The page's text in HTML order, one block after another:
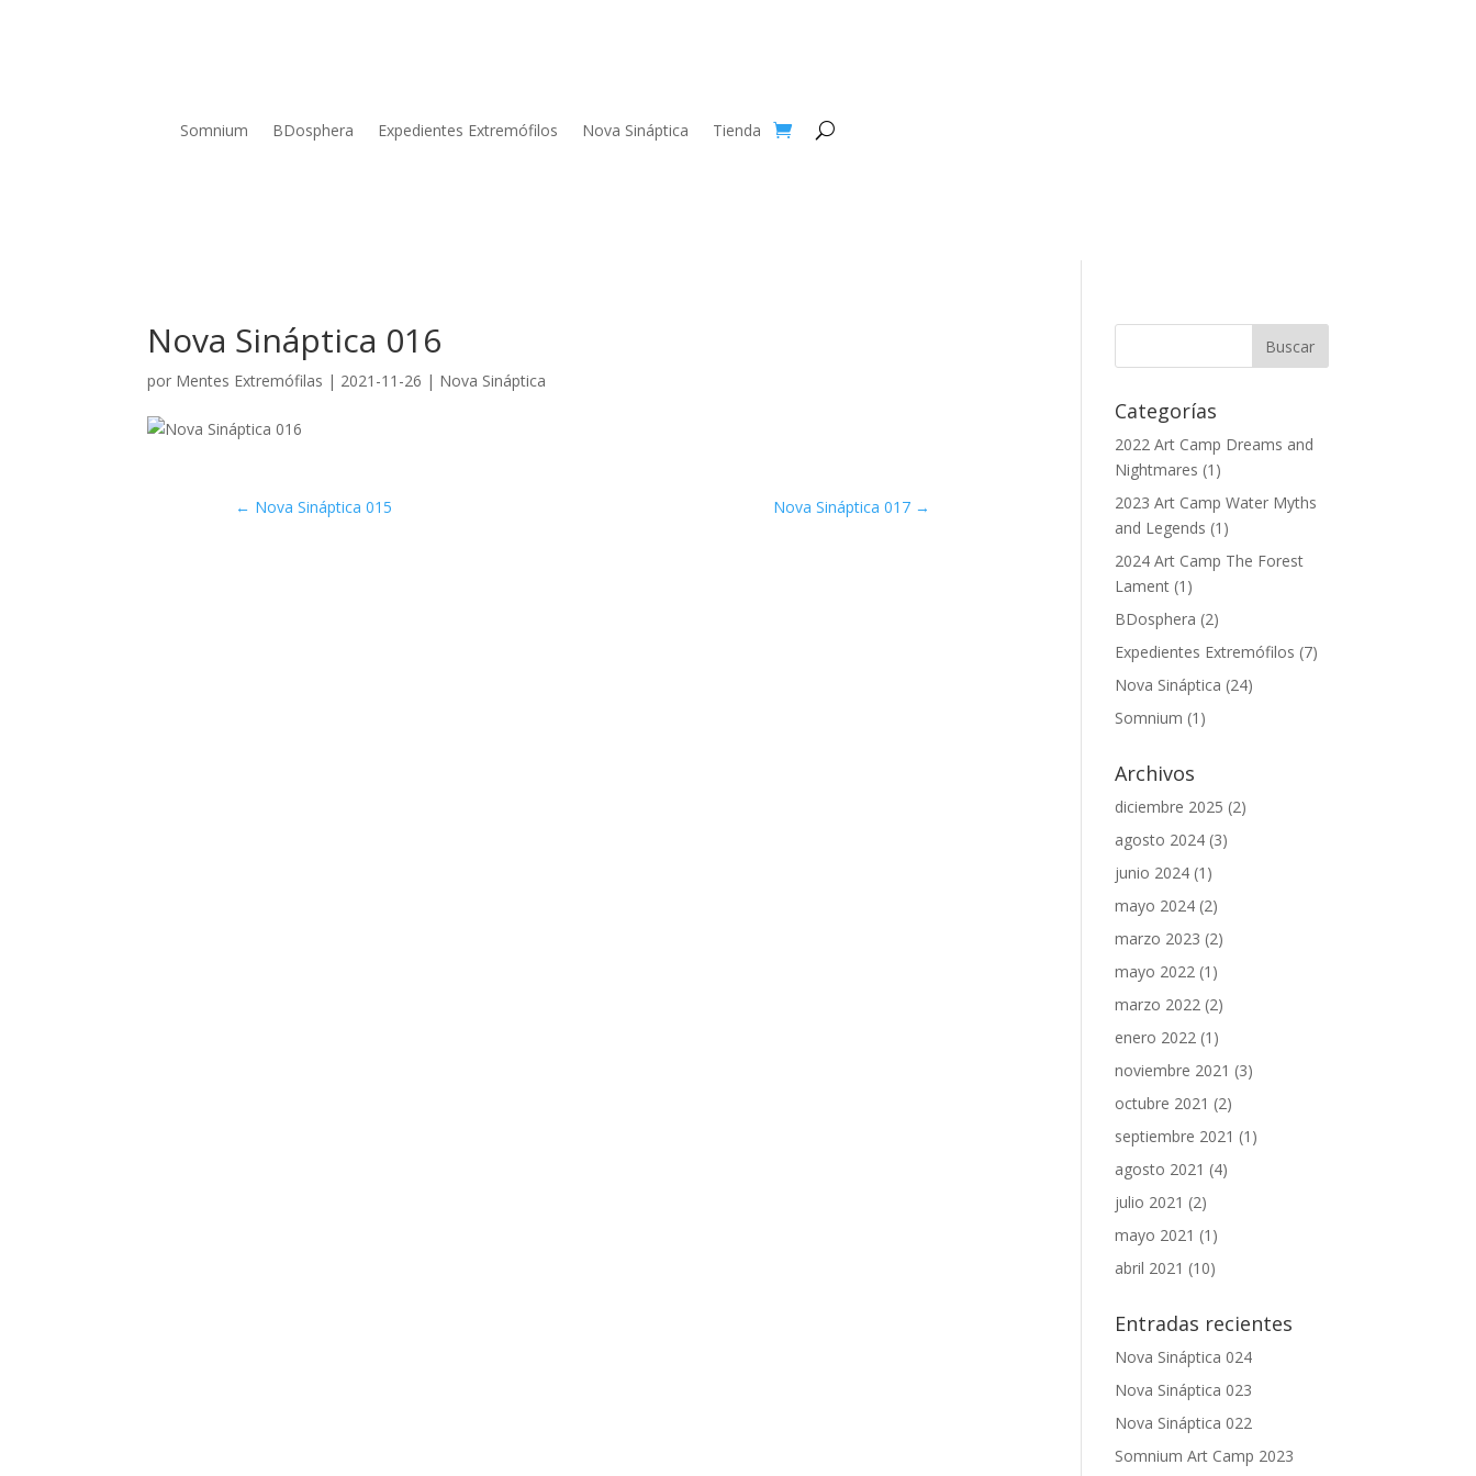
Somnium BDosphera Expedientes Extremófilos Nova Sináptica Tienda
Nova Sináptica 016
por Mentes Extremófilas | 2021-11-26 | Nova Sináptica
← Nova Sináptica 015 Nova Sináptica 017→
Categorías
2022 Art Camp Dreams and
Nightmares (1)
2023 Art Camp Water Myths
and Legends (1)
2024 Art Camp The Forest
Lament (1)
BDosphera (2)
Expedientes Extremófilos (7)
Nova Sináptica (24)
Somnium (1)
Archivos
diciembre 2025 (2)
agosto 2024 (3)
junio 2024 (1)
mayo 2024 (2)
marzo 2023 (2)
mayo 2022 (1)
marzo 2022 (2)
enero 2022 (1)
noviembre 2021 (3)
octubre 2021 (2)
septiembre 2021 (1)
agosto 2021 (4)
julio 2021 (2)
mayo 2021 (1)
abril 2021 (10)
Entradas recientes
Nova Sináptica 024
Nova Sináptica 023
Nova Sináptica 022
Somnium Art Camp 2023